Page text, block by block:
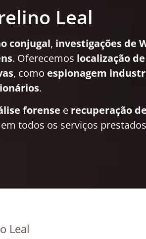
Leal
conjugal, investigações de
. Oferecemos localização
, como espionagem
.
forense e recuperação
em todos os serviços
Leal